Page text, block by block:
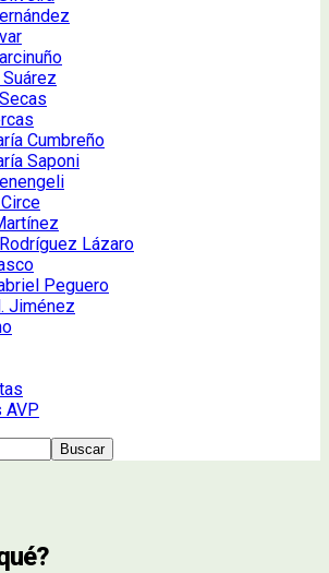
Cumbreño
Saponi
Lázaro
Peguero
Jiménez
AVP